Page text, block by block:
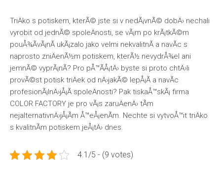
TriÄko s potiskem, kterÃ© jste si v nedÃ¡vnÃ© dobÄ› nechali
vyrobit od jednÃ© spoleÄnosti, se vÃ¡m po krÃ¡tkÃ©m
pouÅ¾Ã­vÃ¡nÃ­ ukÃ¡zalo jako velmi nekvalitnÃ­ a navÃ­c s
naprosto zniÄenÃ½m potiskem, kterÃ½ nevydrÅ¾el ani
jemnÃ© vyprÃ¡nÃ­? Pro pÅ™Ã­Å¡tÄ› byste si proto chtÄ›li
provÃ©st potisk triÄek od nÄ›jakÃ© lepÅ¡Ã­ a navÃ­c
profesionÃ¡lnÄ›jÅ¡Ã­ spoleÄnosti? Pak tiskaÅ™skÃ¡ firma
COLOR FACTORY je pro vÃ¡s zaruÄenÄ› tÃ­m
nejalternativnÄ›jÅ¡Ã­m Å™eÅ¡enÃ­m. Nechte si vytvoÅ™it triÄko
s kvalitnÃ­m potiskem jeÅ¡tÄ› dnes.
4.1/5 - (9 votes)